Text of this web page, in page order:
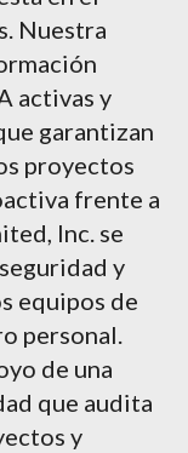
Nuestra
activas y
garantizan
proyectos
frente a
Inc. se
y
equipos de
personal.
de una
que audita
y